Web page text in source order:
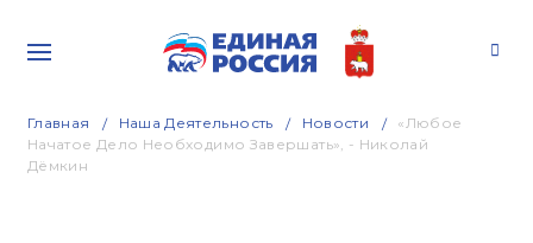
Главная Наша Деятельность Новости
«Любое
Начатое Дело Необходимо Завершать», - Николай
Дёмкин